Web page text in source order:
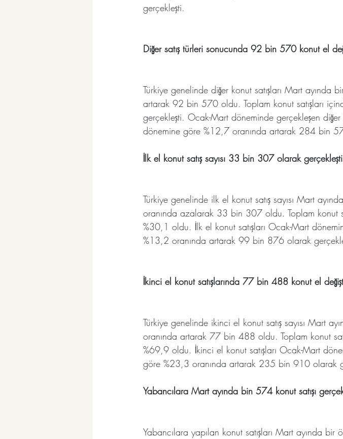
gerçekleşti.
Diğer satış türleri sonucunda 92 bin 570 konut el
Türkiye genelinde diğer konut satışları Mart ayında
artarak 92 bin 570 oldu. Toplam konut satışları
gerçekleşti. Ocak-Mart döneminde gerçekleşen diğer
dönemine göre %12,7 oranında artarak 284 bin
İlk el konut satış sayısı 33 bin 307 olarak gerçekleşti
Türkiye genelinde ilk el konut satış sayısı Mart
oranında azalarak 33 bin 307 oldu. Toplam konut
%30,1 oldu. İlk el konut satışları Ocak-Mart
%13,2 oranında artarak 99 bin 876 olarak
İkinci el konut satışlarında 77 bin 488 konut el
Türkiye genelinde ikinci el konut satış sayısı Mart
oranında artarak 77 bin 488 oldu. Toplam konut
%69,9 oldu. İkinci el konut satışları Ocak-Mart
göre %23,3 oranında artarak 235 bin 910 olarak
Yabancılara Mart ayında bin 574 konut satışı
Yabancılara yapılan konut satışları Mart ayında bir